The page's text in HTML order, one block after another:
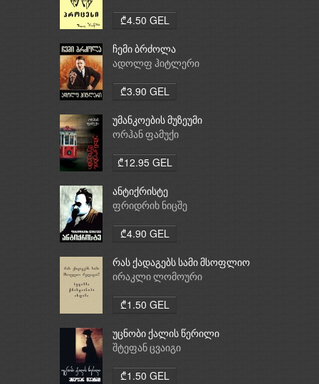
₾4.50 GEL
ჩემი ბრძოლა
ადოლფ ჰიტლერი
₾3.90 GEL
უმანკოების მუზეუმი
ორჰან ფამუქი
₾12.95 GEL
ანტიქრისტე
ფრიდრიხ ნიცშე
₾4.90 GEL
რას ქადაგებს სამი მსოფლიო
რელიგია: ბუდიზმი,
ირაკლი ლომოური
₾1.50 GEL
უცნობი ქალის წერილი
შტეფან ცვაიგი
₾1.50 GEL